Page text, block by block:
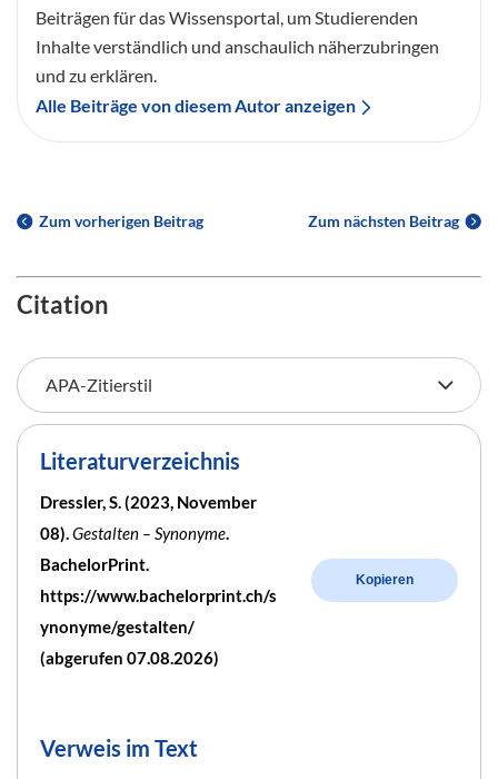
Beiträgen für das Wissensportal, um Studierenden
Inhalte verständlich und anschaulich näherzubringen
und zu erklären.
Alle Beiträge von diesem Autor anzeigen
Zum vorherigen Beitrag Zum nächsten Beitrag
Citation
Literaturverzeichnis
Dressler, S. (2023, November
08).Gestalten – Synonyme.
BachelorPrint.
https://www.bachelorprint.ch/s
ynonyme/gestalten/
(abgerufen 07.08.2026)
Kopieren
Verweis im Text